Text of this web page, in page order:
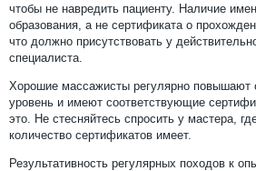
чтобы не навредить пациенту. Наличие
образования, а не сертификата о
что должно присутствовать у
специалиста.
Хорошие массажисты регулярно повышают
уровень и имеют соответствующие
это. Не стесняйтесь спросить у мастера,
количество сертификатов имеет.
Результативность регулярных походов к